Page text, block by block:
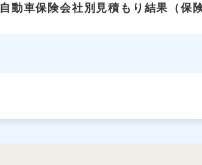
自動車保険会社別見積もり結果 （保